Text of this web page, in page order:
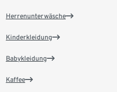
Herrenunterwäsche
Kinderkleidung
Babykleidung
Kaffee